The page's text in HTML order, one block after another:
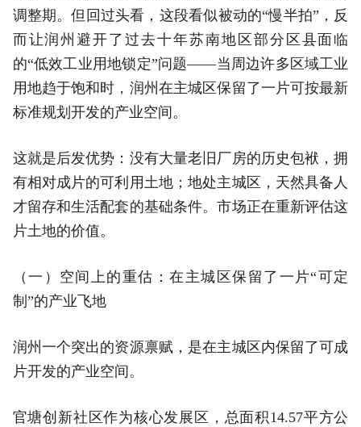
调整期。但回过头看，这段看似被动的“慢半拍”，反
而让润州避开了过去十年苏南地区部分区县面临
的“低效工业用地锁定”问题——当周边许多区域工业
用地趋于饱和时，润州在主城区保留了一片可按最新
标准规划开发的产业空间。
这就是后发优势：没有大量老旧厂房的历史包袱，拥
有相对成片的可利用土地；地处主城区，天然具备人
才留存和生活配套的基础条件。市场正在重新评估这
片土地的价值。
（一）空间上的重估：在主城区保留了一片“可定
制”的产业飞地
润州一个突出的资源禀赋，是在主城区内保留了可成
片开发的产业空间。
官塘创新社区作为核心发展区，总面积14.57平方公